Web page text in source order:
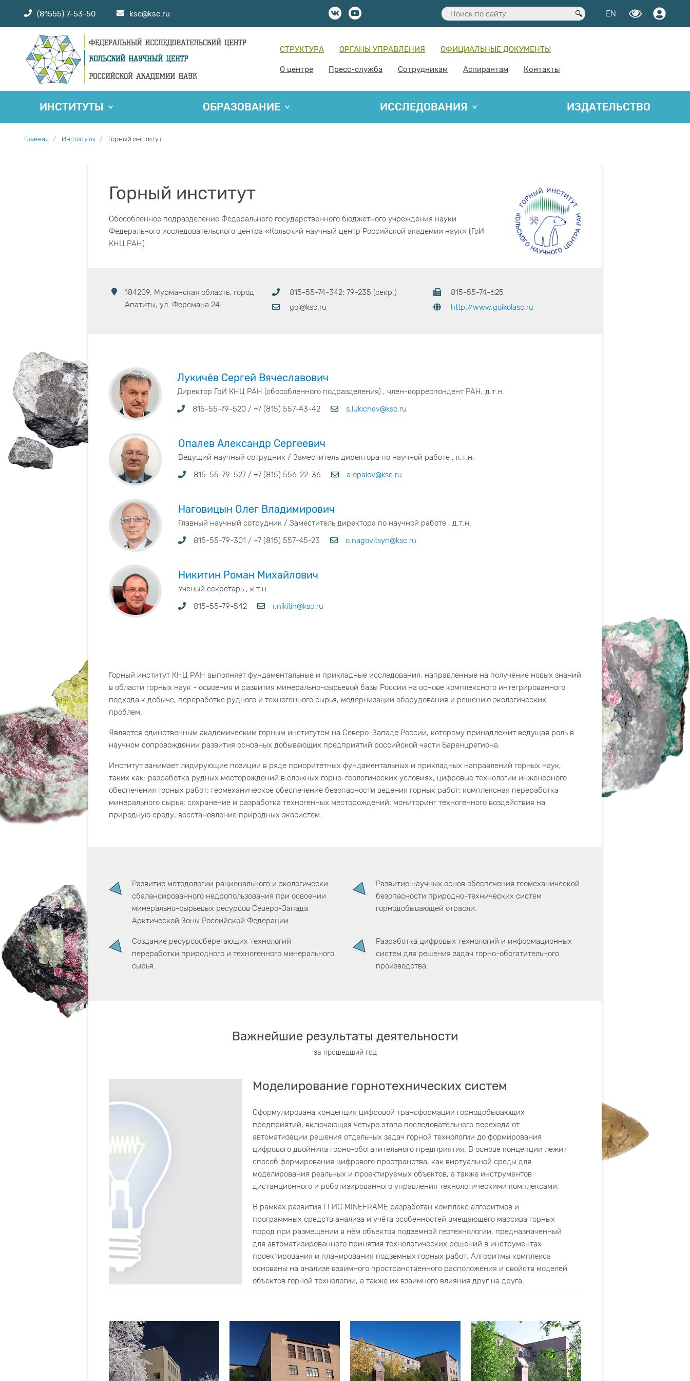
(81555) 7-53-50 ksc@ksc.ru EN
СТРУКТУРА ОРГАНЫ УПРАВЛЕНИЯ ОФИЦИАЛЬНЫЕ ДОКУМЕНТЫ
О центре Пресс-служба Сотрудникам Аспирантам Контакты
ИНСТИТУТЫ ОБРАЗОВАНИЕ ИССЛЕДОВАНИЯ ИЗДАТЕЛЬСТВО
Главная Институты Горный институт
Горный институт
Обособленное подразделение Федерального государственного бюджетного учреждения науки
Федерального исследовательского центра «Кольский научный центр Российской академии наук» (ГоИ
КНЦ РАН)
184209, Мурманская область, город
Апатиты, ул. Ферсмана 24
815-55-74-342; 79-235 (секр.)
goi@ksc.ru
815-55-74-625
http://www.goikolasc.ru
Лукичёв Сергей Вячеславович
Директор ГоИ КНЦ РАН (обособленного подразделения) , член-корреспондент РАН, д.т.н.
815-55-79-520 / +7 (815) 557-43-42
s.lukichev@ksc.ru
Опалев Александр Сергеевич
Ведущий научный сотрудник / Заместитель директора по научной работе , к.т.н.
815-55-79-527 / +7 (815) 556-22-36
a.opalev@ksc.ru
Наговицын Олег Владимирович
Главный научный сотрудник / Заместитель директора по научной работе , д.т.н.
815-55-79-301 / +7 (815) 557-45-23
o.nagovitsyn@ksc.ru
Никитин Роман Михайлович
Ученый секретарь , к.т.н.
815-55-79-542
r.nikitin@ksc.ru
Горный институт КНЦ РАН выполняет фундаментальные и прикладные исследования, направленные на получение новых знаний
в области горных наук - освоения и развития минерально-сырьевой базы России на основе комплексного интегрированного
подхода к добыче, переработке рудного и техногенного сырья, модернизации оборудования и решению экологических
проблем.
Является единственным академическим горным институтом на Северо-Западе России, которому принадлежит ведущая роль в
научном сопровождении развития основных добывающих предприятий российской части Баренцрегиона.
Институт занимает лидирующие позиции в ряде приоритетных фундаментальных и прикладных направлений горных наук,
таких как: разработка рудных месторождений в сложных горно-геологических условиях; цифровые технологии инженерного
обеспечения горных работ; геомеханическое обеспечение безопасности ведения горных работ; комплексная переработка
минерального сырья; сохранение и разработка техногенных месторождений; мониторинг техногенного воздействия на
природную среду; восстановление природных экосистем.
Развитие методологии рационального и экологически
сбалансированного недропользования при освоении
минерально-сырьевых ресурсов Северо-Запада
Арктической Зоны Российской Федерации
Развитие научных основ обеспечения геомеханической
безопасности природно-технических систем
горнодобывающей отрасли.
Создание ресурсосберегающих технологий
переработки природного и техногенного минерального
сырья.
Разработка цифровых технологий и информационных
систем для решения задач горно-обогатительного
производства.
Важнейшие результаты деятельности
за прошедший год
Моделирование горнотехнических систем
Сформулирована концепция цифровой трансформации горнодобывающих
предприятий, включающая четыре этапа последовательного перехода от
автоматизации решения отдельных задач горной технологии до формирования
цифрового двойника горно-обогатительного предприятия. В основе концепции лежит
способ формирования цифрового пространства, как виртуальной среды для
моделирования реальных и проектируемых объектов, а также инструментов
дистанционного и роботизированного управления технологическими комплексами.
В рамках развития ГГИС MINEFRAME разработан комплекс алгоритмов и
программных средств анализа и учёта особенностей вмещающего массива горных
пород при размещении в нём объектов подземной геотехнологии, предназначенный
для автоматизированного принятия технологических решений в инструментах
проектирования и планирования подземных горных работ. Алгоритмы комплекса
основаны на анализе взаимного пространственного расположения и свойств моделей
объектов горной технологии, а также их взаимного влияния друг на друга.
Предложен метод инвестиционной оценки освоения месторождений, основанный на
компьютерном моделировании горно-геологических условий разработки и
комплексном учете климатических, экологических и инфраструктурных факторов.
Метод базируется на автоматизированных многовариантных расчетах с